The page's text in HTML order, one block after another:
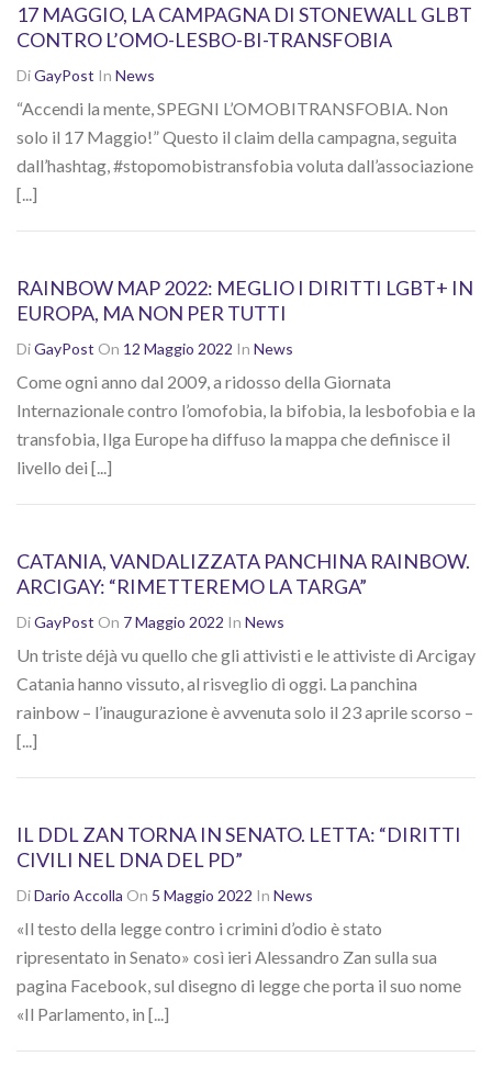
17 MAGGIO, LA CAMPAGNA DI STONEWALL GLBT
CONTRO L’OMO-LESBO-BI-TRANSFOBIA
DiGayPost In News
“Accendi la mente, SPEGNI L’OMOBITRANSFOBIA. Non
solo il 17 Maggio!” Questo il claim della campagna, seguita
dall’hashtag, #stopomobistransfobia voluta dall’associazione
[...]
RAINBOW MAP 2022: MEGLIO I DIRITTI LGBT+ IN
EUROPA, MA NON PER TUTTI
DiGayPost On 12 Maggio 2022 In News
Come ogni anno dal 2009, a ridosso della Giornata
Internazionale contro l’omofobia, la bifobia, la lesbofobia e la
transfobia, Ilga Europe ha diffuso la mappa che definisce il
livello dei [...]
CATANIA, VANDALIZZATA PANCHINA RAINBOW.
ARCIGAY: “RIMETTEREMO LA TARGA”
DiGayPost On 7 Maggio 2022 In News
Un triste déjà vu quello che gli attivisti e le attiviste di Arcigay
Catania hanno vissuto, al risveglio di oggi. La panchina
rainbow – l’inaugurazione è avvenuta solo il 23 aprile scorso –
[...]
IL DDL ZAN TORNA IN SENATO. LETTA: “DIRITTI
CIVILI NEL DNA DEL PD”
DiDario Accolla On 5 Maggio 2022 In News
«Il testo della legge contro i crimini d’odio è stato
ripresentato in Senato» così ieri Alessandro Zan sulla sua
pagina Facebook, sul disegno di legge che porta il suo nome
«Il Parlamento, in [...]